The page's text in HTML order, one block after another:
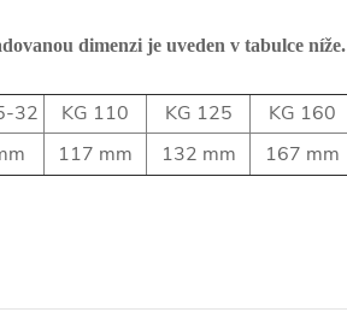
dimenzi je uveden v tabulce níže.
32 KG 110 KG 125 KG 160
117 mm 132 mm 167 mm